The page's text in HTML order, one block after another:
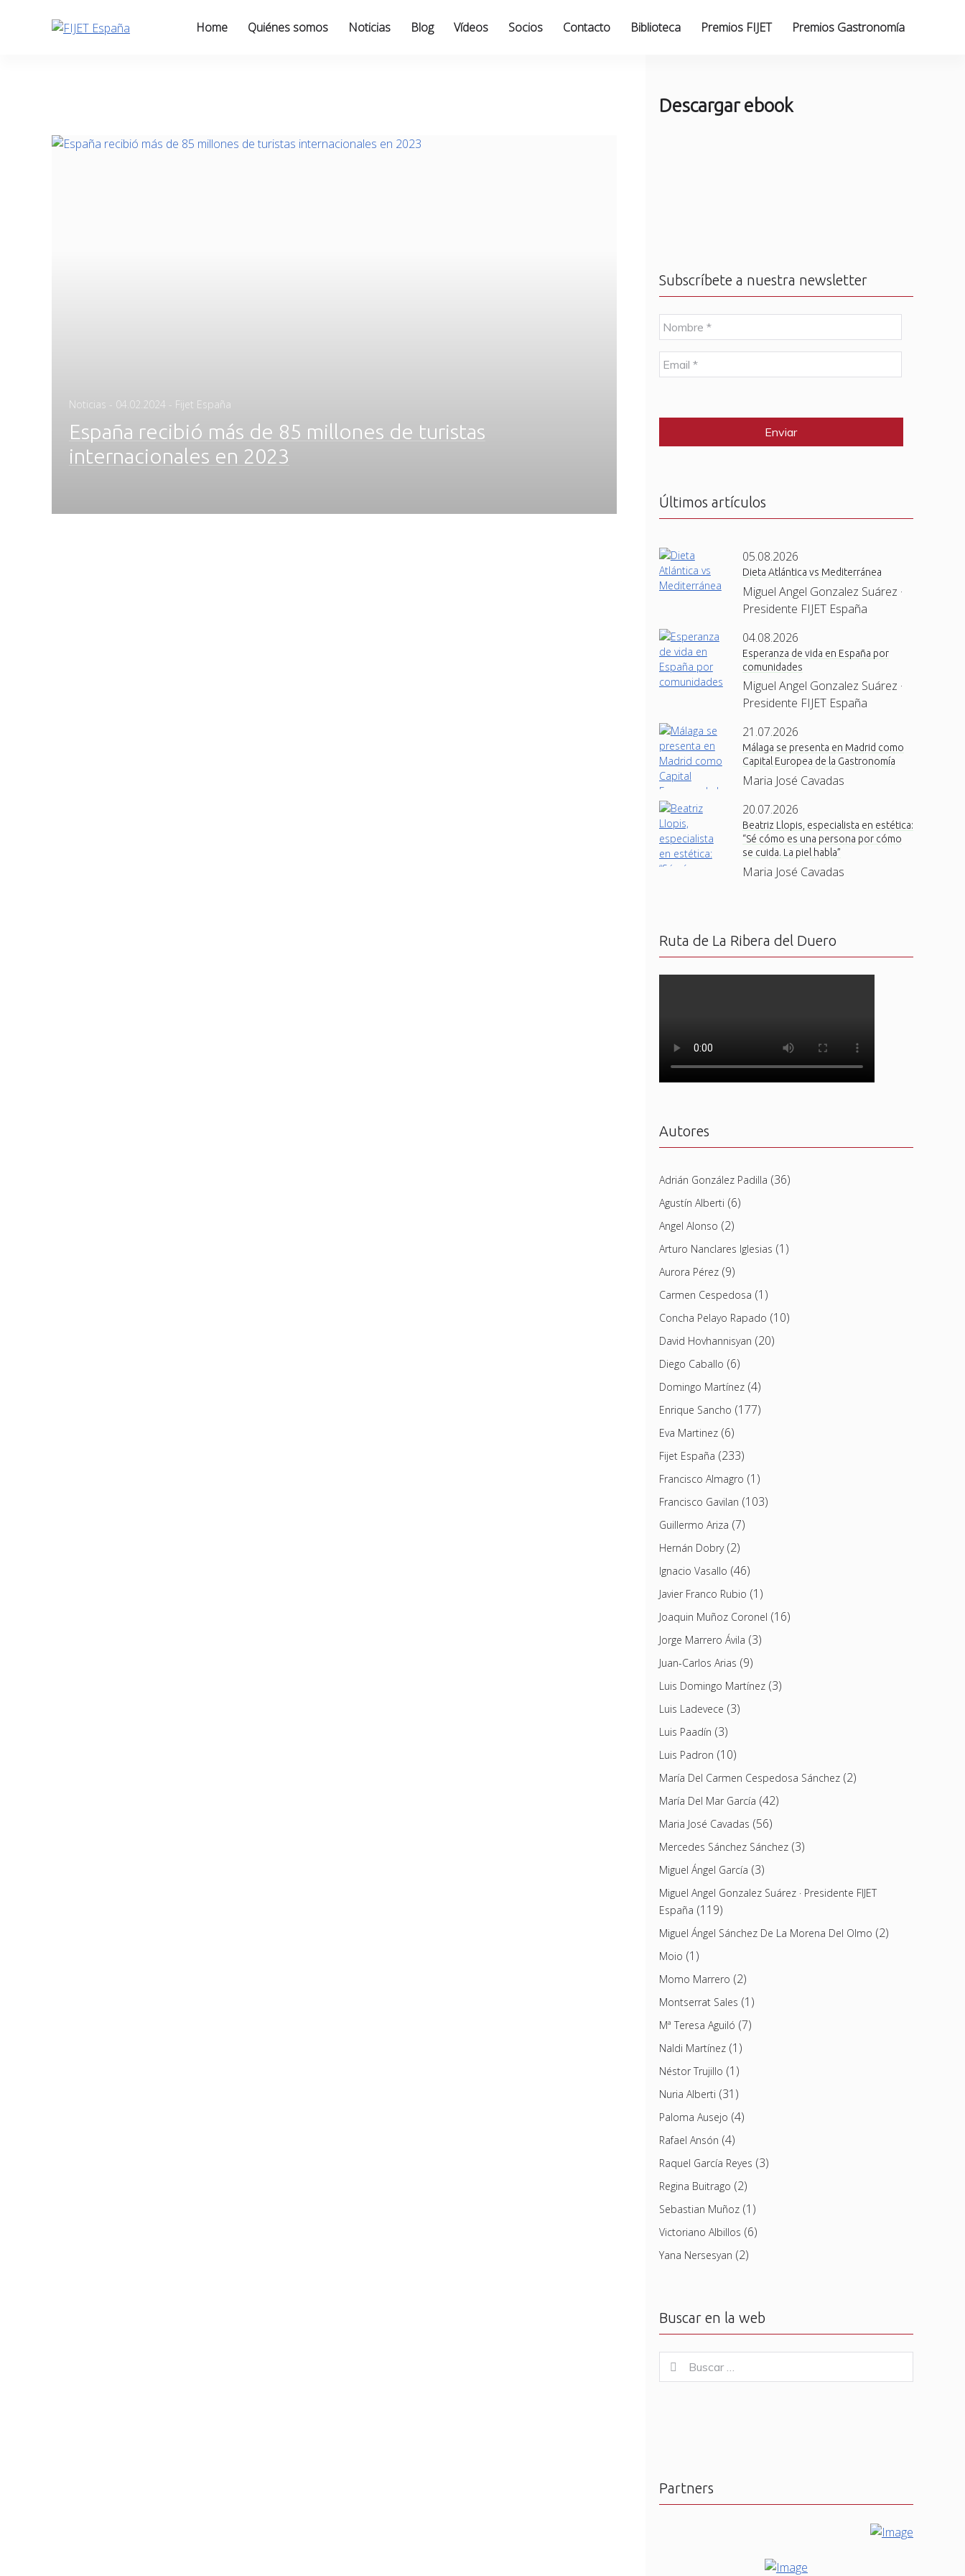
Home Quiénes somos Noticias Blog Vídeos Socios Contacto Biblioteca Premios FIJET Premios Gastronomía
Noticias - Posted
04.02.2024 - Fijet España
España recibió más de 85 millones de turistas
internacionales en 2023
Descargar ebook
Subscríbete a nuestra newsletter
N
o
m
b
r
E
m
l
Últimos artículos
05.08.2026
Dieta Atlántica vs Mediterránea
Miguel Angel Gonzalez Suárez ·
Presidente FIJET España
04.08.2026
Esperanza de vida en España por
comunidades
Miguel Angel Gonzalez Suárez ·
Presidente FIJET España
21.07.2026
Málaga se presenta en Madrid como
Capital Europea de la Gastronomía
Maria José Cavadas
20.07.2026
Beatriz Llopis, especialista en estética:
“Sé cómo es una persona por cómo
se cuida. La piel habla”
Maria José Cavadas
Ruta de La Ribera del Duero
Autores
Adrián González Padilla (36)
Agustín Alberti (6)
Angel Alonso (2)
Arturo Nanclares Iglesias (1)
Aurora Pérez(9)
Carmen Cespedosa (1)
Concha Pelayo Rapado (10)
David Hovhannisyan (20)
Diego Caballo (6)
Domingo Martínez(4)
Enrique Sancho (177)
Eva Martinez(6)
Fijet España (233)
Francisco Almagro (1)
Francisco Gavilan (103)
Guillermo Ariza (7)
Hernán Dobry(2)
Ignacio Vasallo (46)
Javier Franco Rubio (1)
Joaquin Muñoz Coronel (16)
Jorge Marrero Ávila (3)
Juan-Carlos Arias (9)
Luis Domingo Martínez(3)
Luis Ladevece (3)
Luis Paadín (3)
Luis Padron (10)
María Del Carmen Cespedosa Sánchez(2)
María Del Mar García (42)
Maria José Cavadas (56)
Mercedes Sánchez Sánchez(3)
Miguel Ángel García (3)
Miguel Angel Gonzalez Suárez · Presidente FIJET
España (119)
Miguel Ángel Sánchez De La Morena Del Olmo (2)
Moio (1)
Momo Marrero (2)
Montserrat Sales (1)
Mª Teresa Aguiló (7)
Naldi Martínez(1)
Néstor Trujillo (1)
Nuria Alberti (31)
Paloma Ausejo (4)
Rafael Ansón (4)
Raquel García Reyes (3)
Regina Buitrago (2)
Sebastian Muñoz(1)
Victoriano Albillos (6)
Yana Nersesyan (2)
Buscar en la web
for:
Buscar
Partners